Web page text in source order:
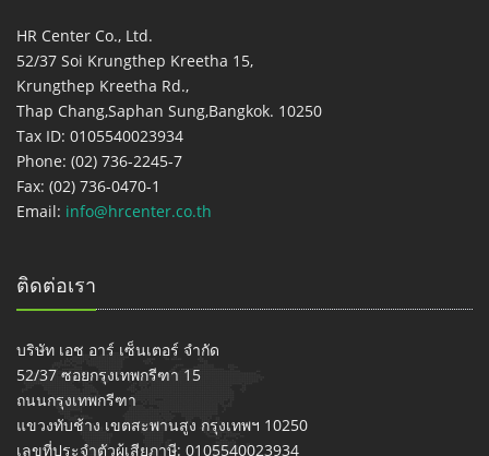
HR Center Co., Ltd.
52/37 Soi Krungthep Kreetha 15,
Krungthep Kreetha Rd.,
Thap Chang,Saphan Sung,Bangkok. 10250
Tax ID: 0105540023934
Phone: (02) 736-2245-7
Fax: (02) 736-0470-1
Email: info@hrcenter.co.th
ติดต่อเรา
บริษัท เอช อาร์ เซ็นเตอร์ จำกัด
52/37 ซอยกรุงเทพกรีฑา 15
ถนนกรุงเทพกรีฑา
แขวงทับช้าง เขตสะพานสูง กรุงเทพฯ 10250
เลขที่ประจำตัวผู้เสียภาษี: 0105540023934